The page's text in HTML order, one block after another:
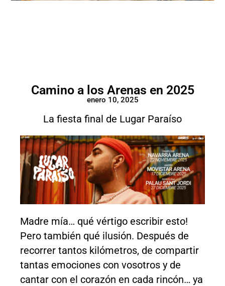
Camino a los Arenas en 2025
enero 10, 2025
La fiesta final de Lugar Paraíso
Madre mía… qué vértigo escribir esto!
Pero también qué ilusión. Después de
recorrer tantos kilómetros, de compartir
tantas emociones con vosotros y de
cantar con el corazón en cada rincón… ya